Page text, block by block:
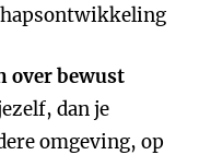
over bewust
dan je
omgeving, op